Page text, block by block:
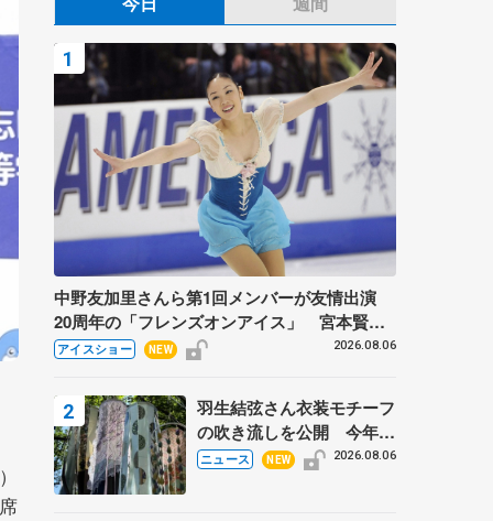
中野友加里さんら第1回メンバーが友情出演
20周年の「フレンズオンアイス」 宮本賢二
さん、有川梨絵さん、田村岳斗さんも
アイスショー NEW 2026.08.06
羽生結弦さん衣装モチーフ
の吹き流しを公開 今年は
「春よ、来い」、仙台の瑞
ニュース NEW 2026.08.06